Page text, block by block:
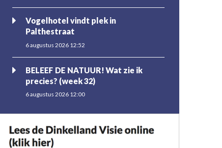
Vogelhotel vindt plek in
Palthestraat
6 augustus 2026 12:52
BELEEF DE NATUUR! Wat zie ik
precies? (week 32)
6 augustus 2026 12:00